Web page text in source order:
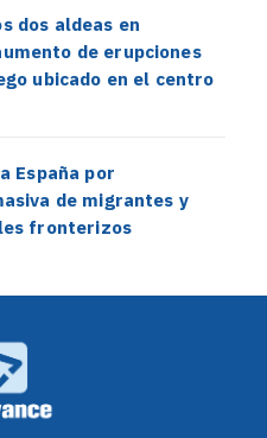
dos aldeas en
de erupciones
ubicado en el centro
España por
de migrantes y
fronterizos